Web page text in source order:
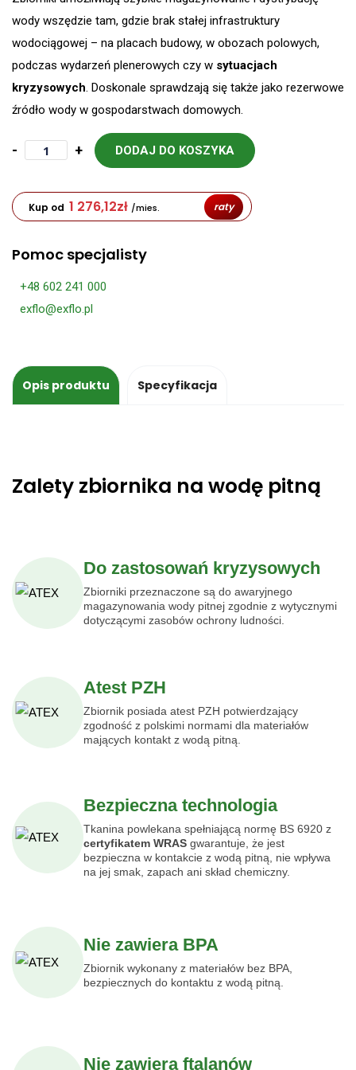
wody wszędzie tam, gdzie brak stałej infrastruktury
wodociągowej – na placach budowy, w obozach polowych,
podczas wydarzeń plenerowych czy w sytuacjach
kryzysowych. Doskonale sprawdzają się także jako rezerwowe
źródło wody w gospodarstwach domowych.
- + DODAJ DO KOSZYKA
Kup od 1 276,12zł /mies. raty
Pomoc specjalisty
+48 602 241 000
exflo@exflo.pl
Opis produktu Specyfikacja
Zalety zbiornika na wodę pitną
Do zastosowań kryzysowych
Zbiorniki przeznaczone są do awaryjnego
magazynowania wody pitnej zgodnie z wytycznymi
dotyczącymi zasobów ochrony ludności.
Atest PZH
Zbiornik posiada atest PZH potwierdzający
zgodność z polskimi normami dla materiałów
mających kontakt z wodą pitną.
Bezpieczna technologia
Tkanina powlekana spełniającą normę BS 6920 z
certyfikatem WRAS gwarantuje, że jest
bezpieczna w kontakcie z wodą pitną, nie wpływa
na jej smak, zapach ani skład chemiczny.
Nie zawiera BPA
Zbiornik wykonany z materiałów bez BPA,
bezpiecznych do kontaktu z wodą pitną.
Nie zawiera ftalanów